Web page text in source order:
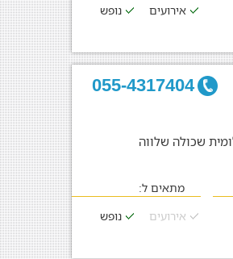
אירועים
נופש
055-4317404
שכולה שלווה
מתאים ל:
אירועים
נופש